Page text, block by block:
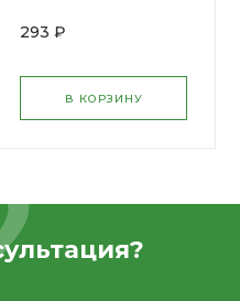
293 ₽
В КОРЗИНУ